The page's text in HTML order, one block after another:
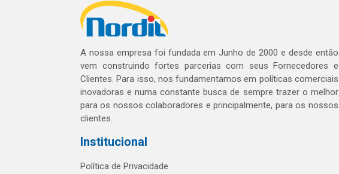
A nossa empresa foi fundada em Junho de 2000 e desde então
vem construindo fortes parcerias com seus Fornecedores e
Clientes. Para isso, nos fundamentamos em políticas comerciais
inovadoras e numa constante busca de sempre trazer o melhor
para os nossos colaboradores e principalmente, para os nossos
clientes.
Institucional
Política de Privacidade